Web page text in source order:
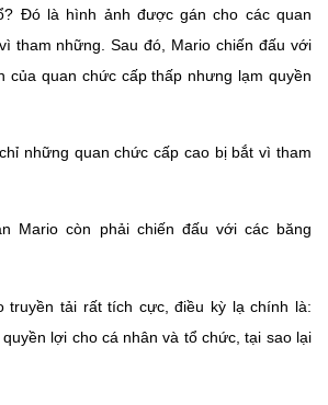
Đó là hình ảnh được gán cho các quan
tham những. Sau đó, Mario chiến đấu với
của quan chức cấp thấp nhưng lạm quyền
Mario còn phải chiến đấu với các băng
truyền tải rất tích cực, điều kỳ lạ chính là:
lợi cho cá nhân và tổ chức, tại sao lại